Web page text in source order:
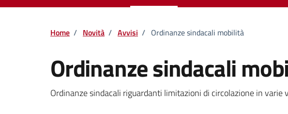
Home / Novità / Avvisi / Ordinanze sindacali mobilità
Ordinanze sindacali
Dettagli della notizia
Ordinanze sindacali riguardanti limitazioni di circolazione in varie